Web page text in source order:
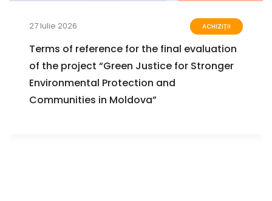
27 Iulie 2026 ACHIZIȚII
Terms of reference for the final evaluation
of the project “Green Justice for Stronger
Environmental Protection and
Communities in Moldova”